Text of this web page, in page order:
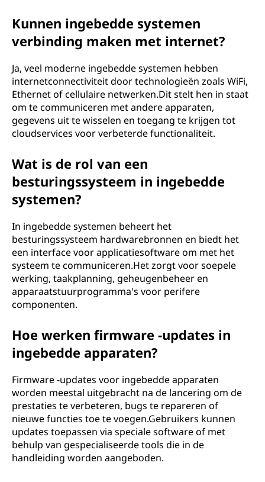
Kunnen ingebedde systemen
verbinding maken met internet?
Ja, veel moderne ingebedde systemen hebben
internetconnectiviteit door technologieën zoals WiFi,
Ethernet of cellulaire netwerken.Dit stelt hen in staat
om te communiceren met andere apparaten,
gegevens uit te wisselen en toegang te krijgen tot
cloudservices voor verbeterde functionaliteit.
Wat is de rol van een
besturingssysteem in ingebedde
systemen?
In ingebedde systemen beheert het
besturingssysteem hardwarebronnen en biedt het
een interface voor applicatiesoftware om met het
systeem te communiceren.Het zorgt voor soepele
werking, taakplanning, geheugenbeheer en
apparaatstuurprogramma's voor perifere
componenten.
Hoe werken firmware -updates in
ingebedde apparaten?
Firmware -updates voor ingebedde apparaten
worden meestal uitgebracht na de lancering om de
prestaties te verbeteren, bugs te repareren of
nieuwe functies toe te voegen.Gebruikers kunnen
updates toepassen via speciale software of met
behulp van gespecialiseerde tools die in de
handleiding worden aangeboden.